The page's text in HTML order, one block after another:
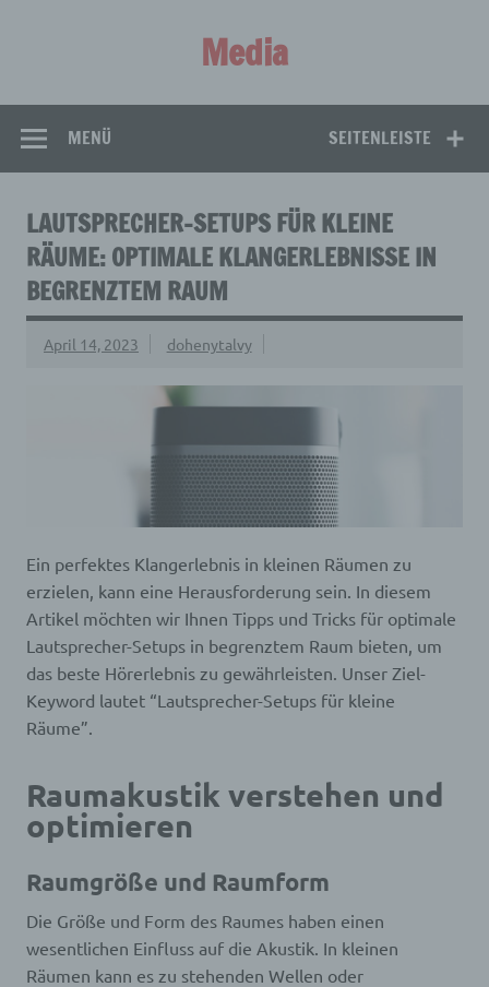
Media
SEITENLEISTE
MENÜ
LAUTSPRECHER-SETUPS FÜR KLEINE
RÄUME: OPTIMALE KLANGERLEBNISSE IN
BEGRENZTEM RAUM
April 14, 2023 dohenytalvy
Ein perfektes Klangerlebnis in kleinen Räumen zu
erzielen, kann eine Herausforderung sein. In diesem
Artikel möchten wir Ihnen Tipps und Tricks für optimale
Lautsprecher-Setups in begrenztem Raum bieten, um
das beste Hörerlebnis zu gewährleisten. Unser Ziel-
Keyword lautet “Lautsprecher-Setups für kleine
Räume”.
Raumakustik verstehen und
optimieren
Raumgröße und Raumform
Die Größe und Form des Raumes haben einen
wesentlichen Einfluss auf die Akustik. In kleinen
Räumen kann es zu stehenden Wellen oder